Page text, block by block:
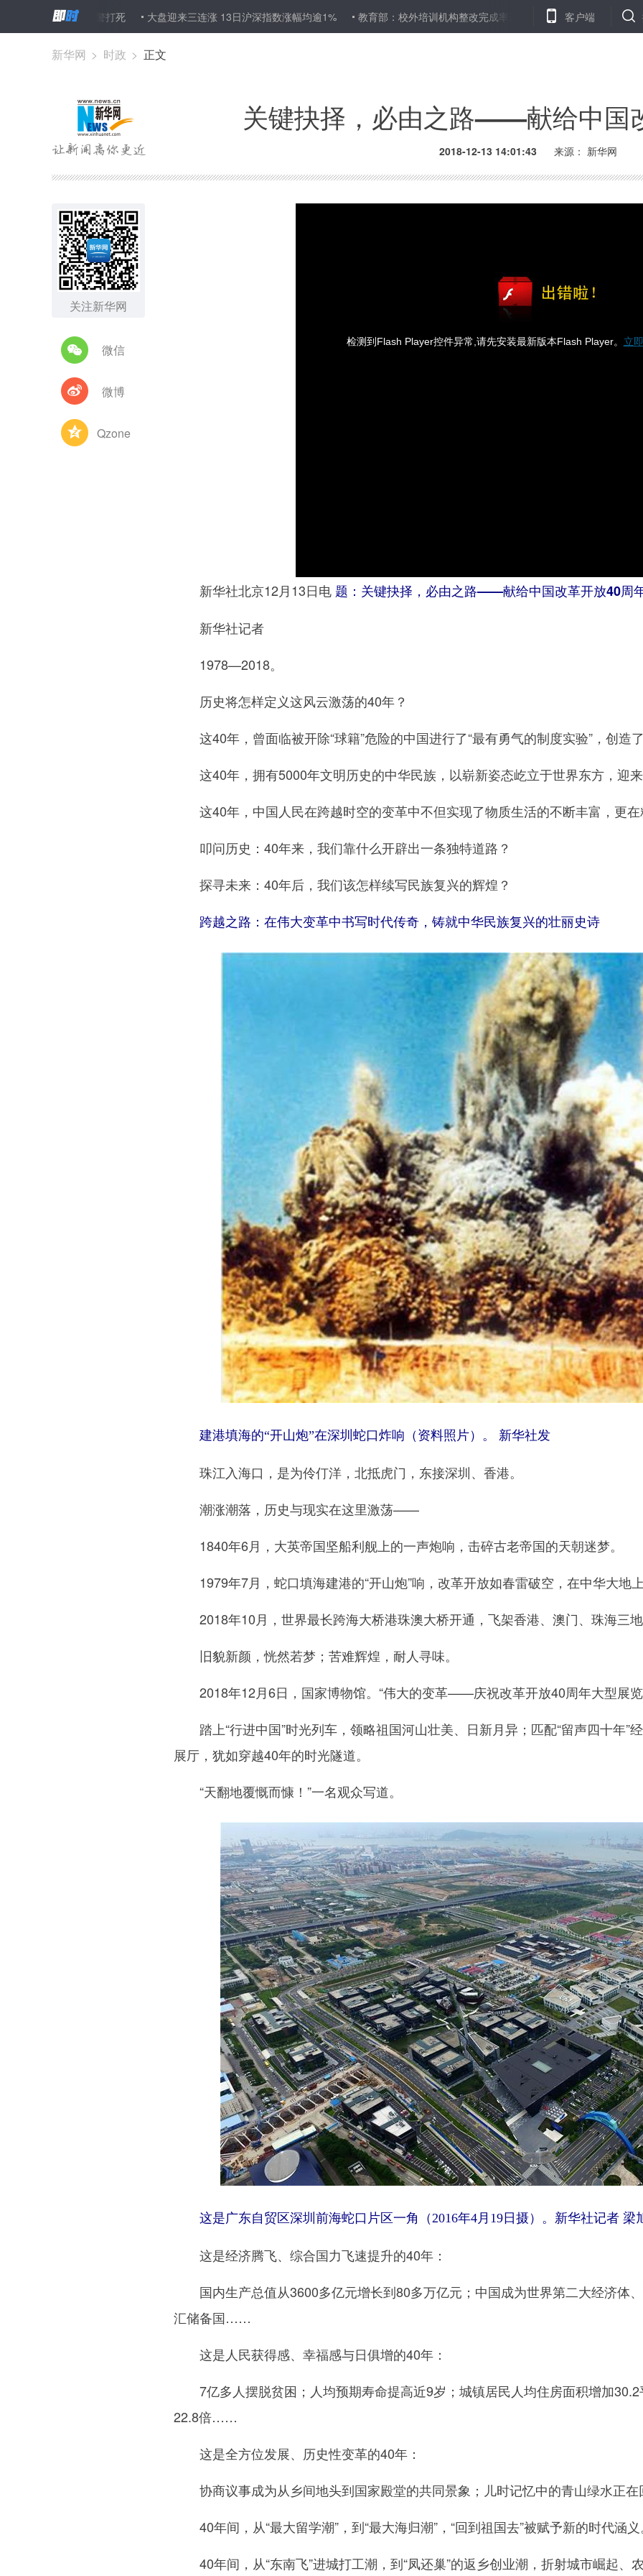
列军警打死 大盘迎来三连涨 13日沪深指数涨幅均逾1% 教育部：校外培训机构整改完成率达90% 海口警方捣毁三个利用微信贩卖
客户端
新华网 > 时政 > 正文
关键抉择，必由之路——献给中国
2018-12-13 14:01:43 来源： 新华网
关注新华网
微信
微博
Qzone
新华社北京12月13日电 题：关键抉择，必由之路——献给中国改革开放40周
新华社记者
1978—2018。
历史将怎样定义这风云激荡的40年？
这40年，曾面临被开除“球籍”危险的中国进行了“最有勇气的制度实验”，创造
这40年，拥有5000年文明历史的中华民族，以崭新姿态屹立于世界东方，迎
这40年，中国人民在跨越时空的变革中不但实现了物质生活的不断丰富，更在
叩问历史：40年来，我们靠什么开辟出一条独特道路？
探寻未来：40年后，我们该怎样续写民族复兴的辉煌？
跨越之路：在伟大变革中书写时代传奇，铸就中华民族复兴的壮丽史诗
建港填海的“开山炮”在深圳蛇口炸响（资料照片）。 新华社发
珠江入海口，是为伶仃洋，北抵虎门，东接深圳、香港。
潮涨潮落，历史与现实在这里激荡——
1840年6月，大英帝国坚船利舰上的一声炮响，击碎古老帝国的天朝迷梦。
1979年7月，蛇口填海建港的“开山炮”响，改革开放如春雷破空，在中华大地
2018年10月，世界最长跨海大桥港珠澳大桥开通，飞架香港、澳门、珠海三
旧貌新颜，恍然若梦；苦难辉煌，耐人寻味。
2018年12月6日，国家博物馆。“伟大的变革——庆祝改革开放40周年大型展览
踏上“行进中国”时光列车，领略祖国河山壮美、日新月异；匹配“留声四十年
展厅，犹如穿越40年的时光隧道。
“天翻地覆慨而慷！”一名观众写道。
这是广东自贸区深圳前海蛇口片区一角（2016年4月19日摄）。新华社记者 梁
这是经济腾飞、综合国力飞速提升的40年：
国内生产总值从3600多亿元增长到80多万亿元；中国成为世界第二大经济体
汇储备国……
这是人民获得感、幸福感与日俱增的40年：
7亿多人摆脱贫困；人均预期寿命提高近9岁；城镇居民人均住房面积增加30.2
22.8倍……
这是全方位发展、历史性变革的40年：
协商议事成为从乡间地头到国家殿堂的共同景象；儿时记忆中的青山绿水正
40年间，从“最大留学潮”，到“最大海归潮”，“回到祖国去”被赋予新的时代涵
40年间，从“东南飞”进城打工潮，到“凤还巢”的返乡创业潮，折射城市崛起、